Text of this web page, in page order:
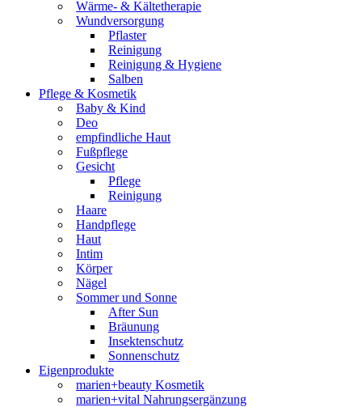
Wärme- & Kältetherapie
Wundversorgung
Pflaster
Reinigung
Reinigung & Hygiene
Salben
Pflege & Kosmetik
Baby & Kind
Deo
empfindliche Haut
Fußpflege
Gesicht
Pflege
Reinigung
Haare
Handpflege
Haut
Intim
Körper
Nägel
Sommer und Sonne
After Sun
Bräunung
Insektenschutz
Sonnenschutz
Eigenprodukte
marien+beauty Kosmetik
marien+vital Nahrungsergänzung